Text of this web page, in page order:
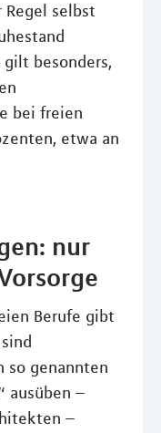
Regel selbst
besonders,
bei freien
etwa an
nur
Berufe gibt
so genannten
ausüben –
–